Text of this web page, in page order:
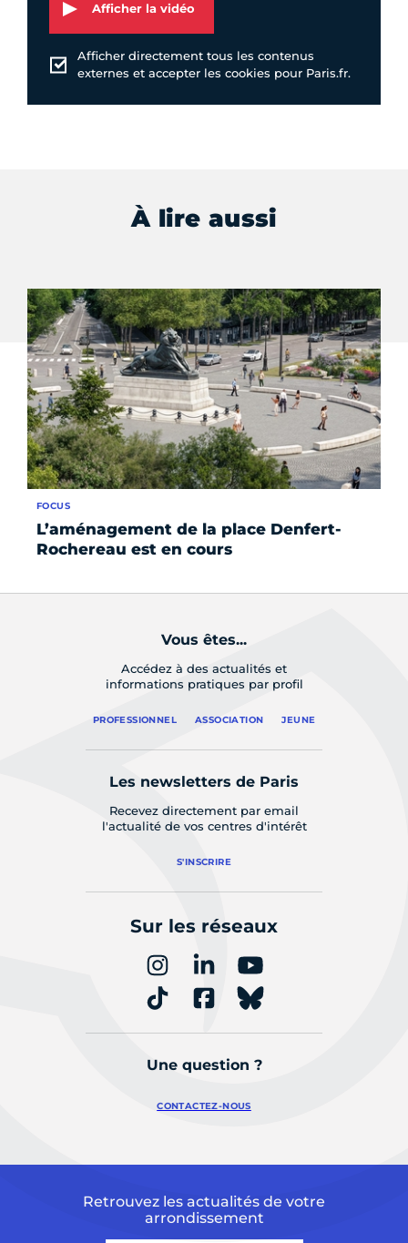
Afficher la vidéo
Afficher directement tous les contenus
externes et accepter les cookies pour Paris.fr.
À lire aussi
L’aménagement de la place Denfert-
Rochereau est en cours
FOCUS
Vous êtes...
Accédez à des actualités et
informations pratiques par profil
PROFESSIONNEL ASSOCIATION JEUNE
Les newsletters de Paris
Recevez directement par email
l'actualité de vos centres d'intérêt
S'INSCRIRE
Sur les réseaux
Une question ?
CONTACTEZ-NOUS
Retrouvez les actualités de votre
arrondissement